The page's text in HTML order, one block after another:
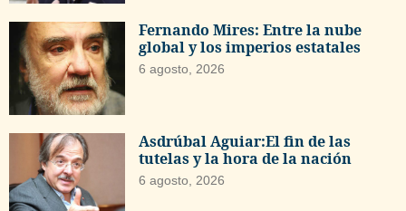
Fernando Mires: Entre la nube
global y los imperios estatales
6 agosto, 2026
Asdrúbal Aguiar:El fin de las
tutelas y la hora de la nación
6 agosto, 2026